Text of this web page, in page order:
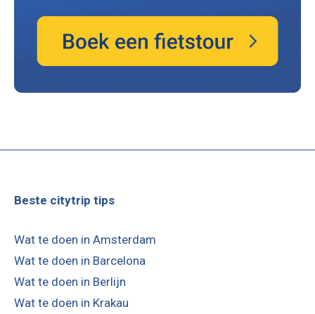
Beste citytrip tips
Wat te doen in Amsterdam
Wat te doen in Barcelona
Wat te doen in Berlijn
Wat te doen in Krakau